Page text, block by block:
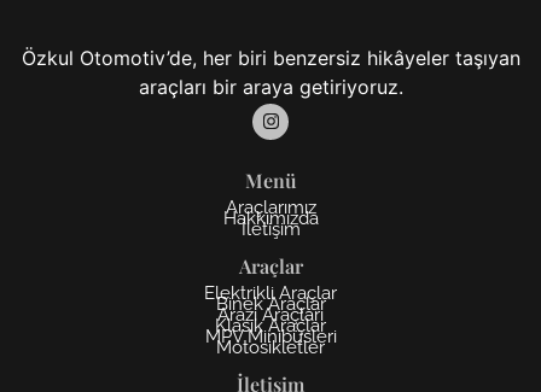
Özkul Otomotiv’de, her biri benzersiz hikâyeler taşıyan
araçları bir araya getiriyoruz.
Menü
Araçlarımız
Hakkımızda
İletişim
Araçlar
Elektrikli Araçlar
Binek Araçlar
Arazi Araçları
Klasik Araçlar
MPV Minibüsleri
Motosikletler
İletişim